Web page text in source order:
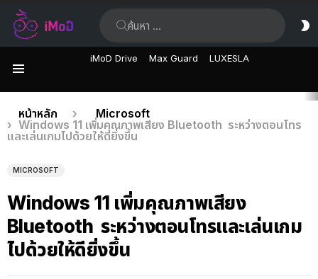
iMoD Drive Max Guard LUXESLA
เรื่อง
ล่าสุด
คุณอยู่ที่นี่:
หน้าหลัก
Microsoft
Windows 11 เพิ่มคุณภาพเสียง Bluetooth ระหว่างตอนโทร
และเล่นเกมไปด้วยให้ดียิ่งขึ้น
MICROSOFT
Windows 11 เพิ่มคุณภาพเสียง
Bluetooth ระหว่างตอนโทรและเล่นเกม
ไปด้วยให้ดียิ่งขึ้น